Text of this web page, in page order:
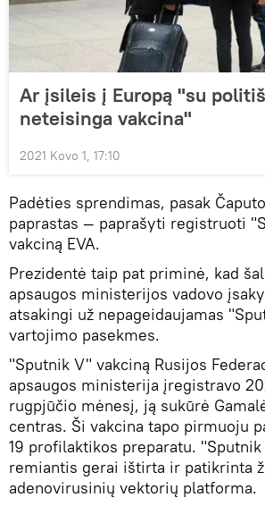
Ar įsileis į Europą "su
neteisinga vakcina"
2021 Kovo 1, 17:10
Padėties sprendimas, pasak
paprastas — paprašyti registruoti
vakciną EVA.
Prezidentė taip pat priminė, kad
apsaugos ministerijos vadovo
atsakingi už nepageidaujamas
vartojimo pasekmes.
"Sputnik V" vakciną Rusijos
apsaugos ministerija įregistravo
rugpjūčio mėnesį, ją sukūrė
centras. Ši vakcina tapo pirmuoju
19 profilaktikos preparatu.
remiantis gerai ištirta ir patikrinta
adenovirusinių vektorių platforma.